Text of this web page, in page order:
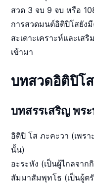
สวด 3 จบ 9 จบ หรือ
การสวดมนต์อิติปิโสยัง
สะเดาะเคราะห์และเส
เข้ามา
บทสวดอิติปิโ
บทสรรเสริญ พร
อิติปิ โส ภะคะวา (เพรา
นั้น)
อะระหัง (เป็นผู้ไกลจาก
สัมมาสัมพุทโธ (เป็นผู้ต